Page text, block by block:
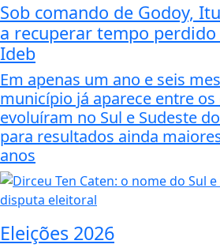
Sob comando de Godoy,
a recuperar tempo perdido
Ideb
Em apenas um ano e seis
município já aparece entre os
evoluíram no Sul e Sudeste
para resultados ainda
anos
Eleições 2026